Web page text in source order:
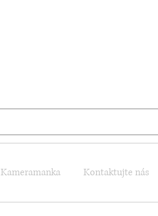
Kameramanka Kontaktujte nás